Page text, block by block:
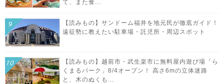
て、また食...
【読みもの】サンドーム福井を地元民が徹底ガイド！
遠征勢に教えたい駐車場・託児所・周辺スポット
【読みもの】越前市・武生楽市に無料屋内遊び場「ら
くまるパーク」8/4オープン！ 高さ6mの立体迷路
と、木のぬくも...